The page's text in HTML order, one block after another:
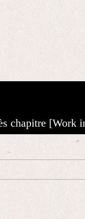
chapitre [Work